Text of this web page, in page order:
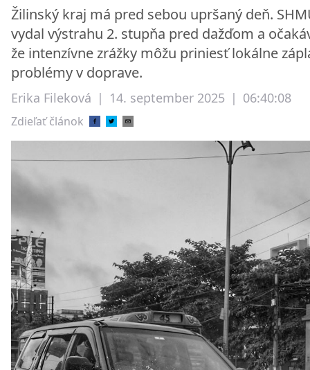
Žilinský kraj má pred sebou upršaný deň.
vydal výstrahu 2. stupňa pred dažďom a
že intenzívne zrážky môžu priniesť lokálne
problémy v doprave.
Erika Fileková | 14. september 2025 | 06:40:08
Zdieľať článok